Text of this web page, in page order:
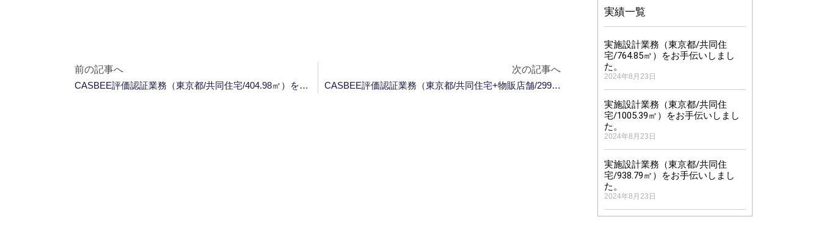
前の記事へ
CASBEE評価認証業務（東京都/共同住宅/404.98㎡）をお手伝いしました。
次の記事へ
CASBEE評価認証業務（東京都/共同住宅+物販店舗/2998㎡）をお手伝いしました。
実績一覧
実施設計業務（東京都/共同住
宅/764.85㎡）をお手伝いしまし
た。
2024年8月23日
実施設計業務（東京都/共同住
宅/1005.39㎡）をお手伝いしまし
た。
2024年8月23日
実施設計業務（東京都/共同住
宅/938.79㎡）をお手伝いしまし
た。
2024年8月23日